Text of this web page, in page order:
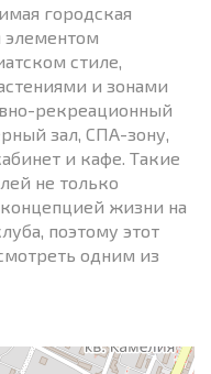
городская
элементом
стиле,
и зонами
рекреационный
зал, СПА-зону,
и кафе. Такие
не только
концепцией жизни на
поэтому этот
одним из